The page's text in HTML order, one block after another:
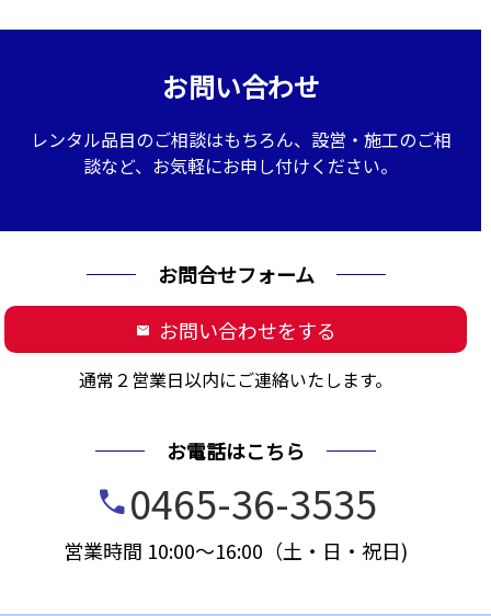
お問い合わせ
レンタル品目のご相談はもちろん、設営・施工のご相
談など、お気軽にお申し付けください。
お問合せフォーム
mail お問い合わせをする
通常２営業日以内にご連絡いたします。
お電話はこちら
call0465-36-3535
営業時間 10:00～16:00（土・日・祝日)